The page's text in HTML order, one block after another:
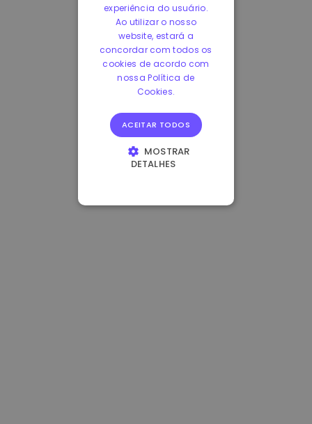
experiência do usuário.
Ao utilizar o nosso
website, estará a
concordar com todos os
cookies de acordo com
nossa Política de
Cookies.
ACEITAR TODOS
MOSTRAR
DETALHES